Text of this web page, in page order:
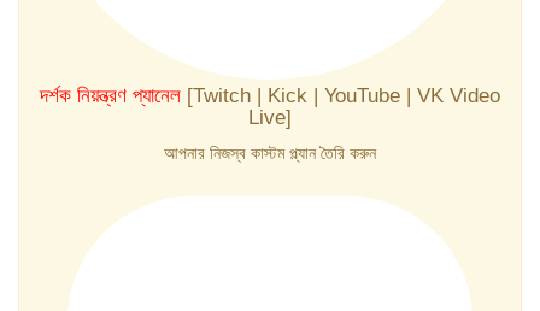
দর্শক নিয়ন্ত্রণ প্যানেল
[Twitch | Kick | YouTube | VK Video
Live]